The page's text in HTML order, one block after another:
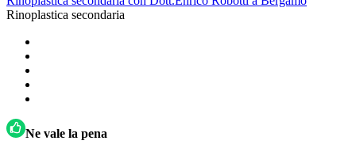
Rinoplastica secondaria
Ne vale la pena